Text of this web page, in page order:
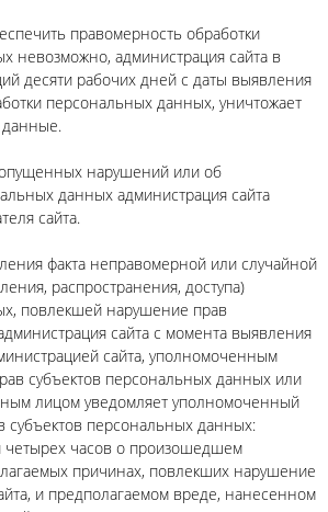
правомерность обработки
невозможно, администрация сайта в
десяти рабочих дней с даты выявления
персональных данных, уничтожает
данные.
нарушений или об
данных администрация сайта
сайта.
факта неправомерной или случайной
распространения, доступа)
повлекшей нарушение прав
сайта с момента выявления
сайта, уполномоченным
субъектов персональных данных или
лицом уведомляет уполномоченный
субъектов персональных данных:
четырех часов о произошедшем
причинах, повлекших нарушение
и предполагаемом вреде, нанесенном